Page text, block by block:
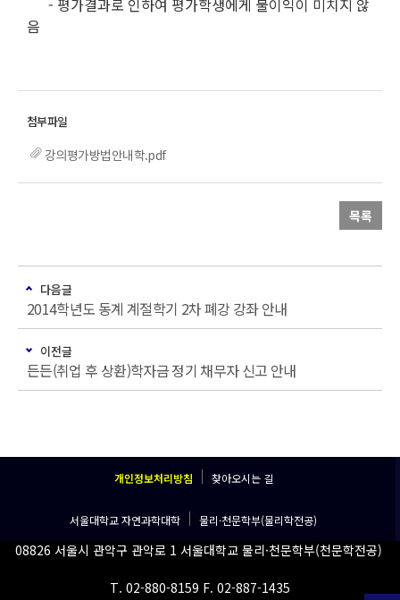
- 평가결과로 인하여 평가학생에게 불이익이 미치지 않
음
강의평가방법안내학.pdf
목록
다음글
2014학년도 동계 계절학기 2차 폐강 강좌 안내
이전글
든든(취업 후 상환)학자금 정기 채무자 신고 안내
개인정보처리방침 찾아오시는 길
서울대학교 자연과학대학 물리·천문학부(물리학전공)
08826 서울시 관악구 관악로 1 서울대학교 물리·천문학부(천문학전공)
T. 02-880-8159 F. 02-887-1435